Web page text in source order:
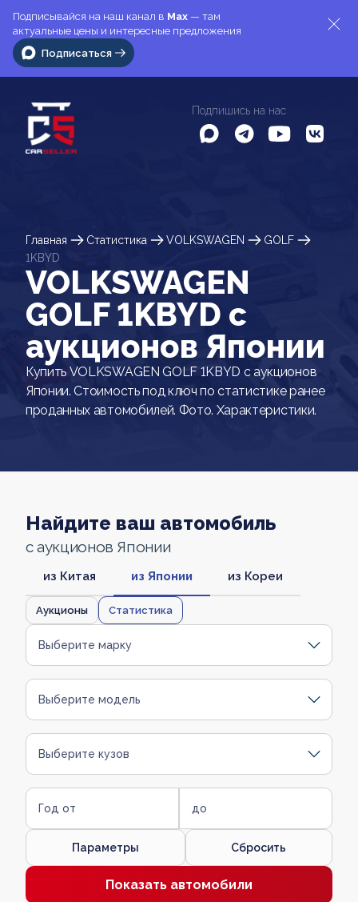
Подписывайся на наш канал в Max — там
актуальные цены и интересные предложения
Подписаться
Подпишись на нас
Главная Статистика VOLKSWAGEN
GOLF
1KBYD
VOLKSWAGEN
GOLF 1KBYD c
аукционов Японии
Купить VOLKSWAGEN GOLF 1KBYD с аукционов
Японии. Стоимость под ключ по статистике ранее
проданных автомобилей. Фото. Характеристики.
Найдите ваш автомобиль
с аукционов Японии
из Китая из Японии из Кореи
Аукционы Статистика
Выберите марку
Выберите модель
Выберите кузов
Год от до
Параметры Сбросить
Показать автомобили